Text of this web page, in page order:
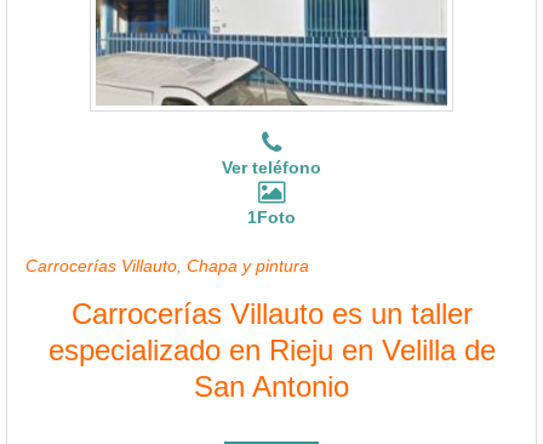
Ver teléfono
1Foto
Carrocerías Villauto, Chapa y pintura
Carrocerías Villauto es un taller
especializado en Rieju en Velilla de
San Antonio